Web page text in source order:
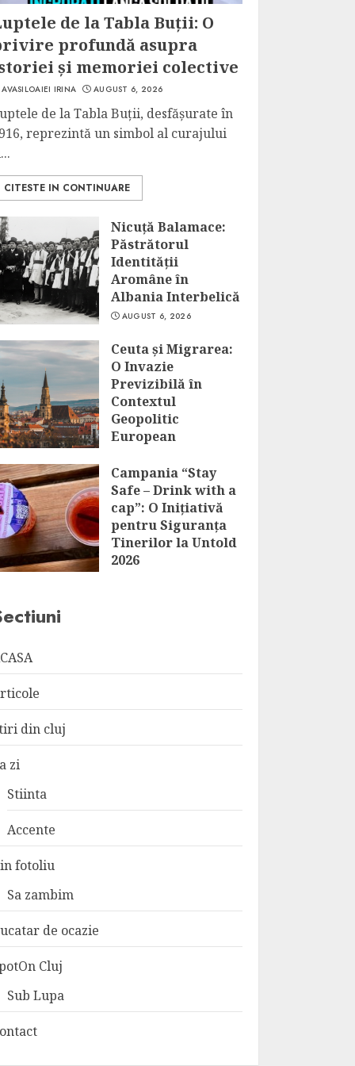
de la Tabla Buții: O
profundă asupra
și memoriei colective
AVASILOAIEI IRINA AUGUST 6, 2026
de la Tabla Buții, desfășurate în
reprezintă un simbol al curajului
CITESTE IN CONTINUARE
Nicuță Balamace:
Păstrătorul
Identității
Aromâne în
Albania Interbelică
AUGUST 6, 2026
Ceuta și Migrarea:
O Invazie
Previzibilă în
Contextul
Geopolitic
European
Campania “Stay
Safe – Drink with a
cap”: O Inițiativă
pentru Siguranța
Tinerilor la Untold
2026
din cluj
zi
Stiinta
Accente
fotoliu
Sa zambim
de ocazie
Cluj
Sub Lupa